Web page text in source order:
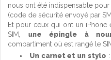
nous ont été indispensable
(code de sécurité envoyé par
Et pour ceux qui ont un
SIM, une épingle à
compartiment où est rangé le
Un carnet et un stylo